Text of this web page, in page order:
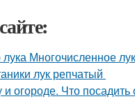
Многочисленное
лук репчатый
огороде. Что